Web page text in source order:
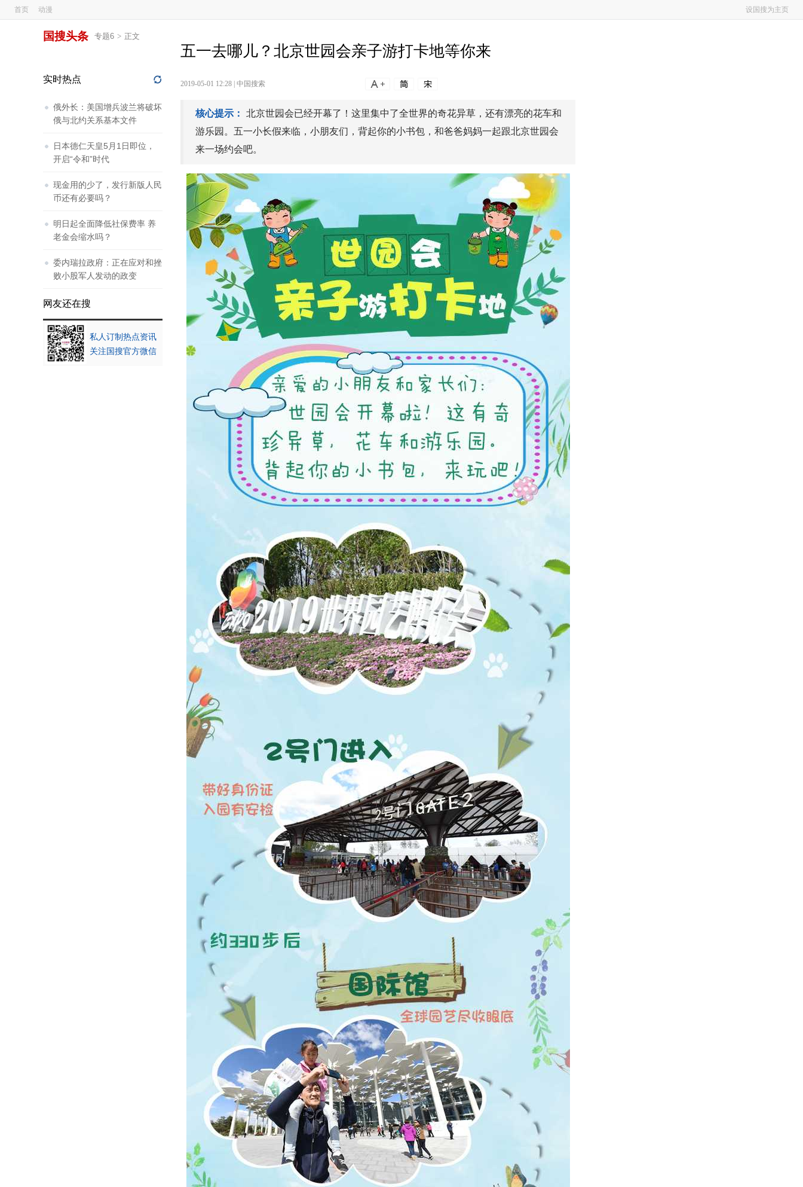
首页 动漫 设国搜为主页
国搜头条 专题6 > 正文
实时热点
俄外长：美国增兵波兰将破坏
俄与北约关系基本文件
日本德仁天皇5月1日即位，
开启“令和”时代
现金用的少了，发行新版人民
币还有必要吗？
明日起全面降低社保费率 养
老金会缩水吗？
委内瑞拉政府：正在应对和挫
败小股军人发动的政变
网友还在搜
私人订制热点资讯
关注国搜官方微信
五一去哪儿？北京世园会亲子游打卡地等你来
2019-05-01 12:28 中国搜索
核心提示：
北京世园会已经开幕了！这里集中了全世界的奇花异草，还有漂亮的花车和
游乐园。五一小长假来临，小朋友们，背起你的小书包，和爸爸妈妈一起跟北京世园会
来一场约会吧。